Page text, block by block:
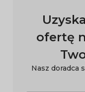
ofertę
Nasz doradca